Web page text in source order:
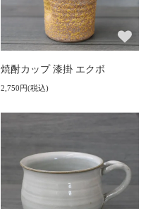
焼酎カップ 漆掛 エクボ
2,750円(税込)